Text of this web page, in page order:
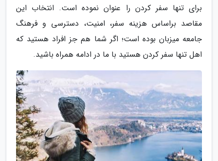
برای تنها سفر کردن را عنوان نموده است. انتخاب این
مقاصد براساس هزینه سفر، امنیت، دسترسی و فرهنگ
جامعه میزبان بوده است؛ اگر شما هم جز افراد هستید که
اهل تنها سفر کردن هستید با ما در ادامه همراه باشید.